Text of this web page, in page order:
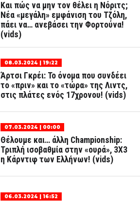
Και πώς να μην τον θέλει η Νόριτς;
Νέα «μεγάλη» εμφάνιση του Τζόλη,
πάει να… ανεβάσει την Φορτούνα!
(vids)
08.03.2024 | 19:22
Άρτσι Γκρέι: Το όνομα που συνδέει
το «πριν» και το «τώρα» της Λιντς,
στις πλάτες ενός 17χρονου! (vids)
07.03.2024 | 00:00
Θέλουμε και… άλλη Championship:
Τριπλή ισοβαθμία στην «ουρά», 3Χ3
η Κάρντιφ των Ελλήνων! (vids)
06.03.2024 | 16:52